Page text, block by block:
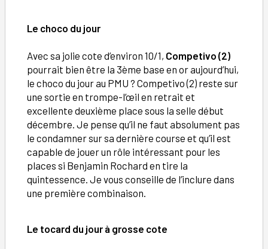
Le choco du jour
Avec sa jolie cote d’environ 10/1, Competivo (2)
pourrait bien être la 3ème base en or aujourd’hui,
le choco du jour au PMU ? Competivo (2) reste sur
une sortie en trompe-l’œil en retrait et
excellente deuxième place sous la selle début
décembre. Je pense qu’il ne faut absolument pas
le condamner sur sa dernière course et qu’il est
capable de jouer un rôle intéressant pour les
places si Benjamin Rochard en tire la
quintessence. Je vous conseille de l’inclure dans
une première combinaison.
Le tocard du jour à grosse cote